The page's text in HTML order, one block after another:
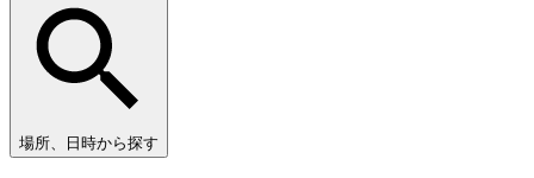
場所、日時から探す